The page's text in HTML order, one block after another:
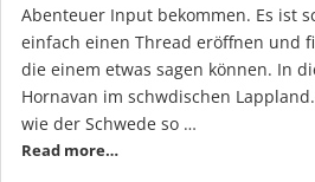
Abenteuer Input bekommen. Es ist
einfach einen Thread eröffnen und
die einem etwas sagen können. In
Hornavan im schwdischen
wie der Schwede so …
Read more…